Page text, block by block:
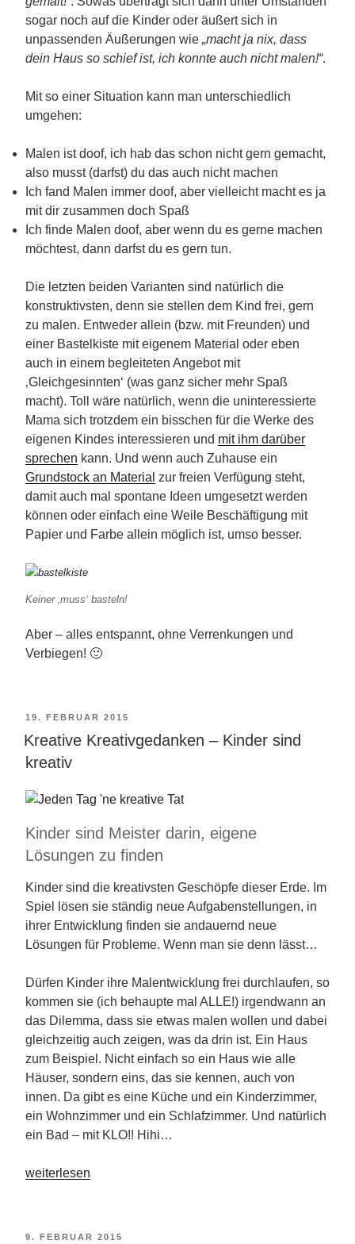
sogar noch auf die Kinder oder äußert sich in
unpassenden Äußerungen wie „macht ja nix, dass
dein Haus so schief ist, ich konnte auch nicht malen!“.
Mit so einer Situation kann man unterschiedlich
umgehen:
Malen ist doof, ich hab das schon nicht gern gemacht,
also musst (darfst) du das auch nicht machen
Ich fand Malen immer doof, aber vielleicht macht es ja
mit dir zusammen doch Spaß
Ich finde Malen doof, aber wenn du es gerne machen
möchtest, dann darfst du es gern tun.
Die letzten beiden Varianten sind natürlich die
konstruktivsten, denn sie stellen dem Kind frei, gern
zu malen. Entweder allein (bzw. mit Freunden) und
einer Bastelkiste mit eigenem Material oder eben
auch in einem begleiteten Angebot mit
‚Gleichgesinnten‘ (was ganz sicher mehr Spaß
macht). Toll wäre natürlich, wenn die uninteressierte
Mama sich trotzdem ein bisschen für die Werke des
eigenen Kindes interessieren und mit ihm darüber
sprechen kann. Und wenn auch Zuhause ein
Grundstock an Material zur freien Verfügung steht,
damit auch mal spontane Ideen umgesetzt werden
können oder einfach eine Weile Beschäftigung mit
Papier und Farbe allein möglich ist, umso besser.
Keiner ‚muss‘ basteln!
Aber – alles entspannt, ohne Verrenkungen und
Verbiegen! 🙂
VERÖFFENTLICHT
AM
19. FEBRUAR 2015
Kreative Kreativgedanken – Kinder sind
kreativ
Kinder sind Meister darin, eigene
Lösungen zu finden
Kinder sind die kreativsten Geschöpfe dieser Erde. Im
Spiel lösen sie ständig neue Aufgabenstellungen, in
ihrer Entwicklung finden sie andauernd neue
Lösungen für Probleme. Wenn man sie denn lässt…
Dürfen Kinder ihre Malentwicklung frei durchlaufen, so
kommen sie (ich behaupte mal ALLE!) irgendwann an
das Dilemma, dass sie etwas malen wollen und dabei
gleichzeitig auch zeigen, was da drin ist. Ein Haus
zum Beispiel. Nicht einfach so ein Haus wie alle
Häuser, sondern eins, das sie kennen, auch von
innen. Da gibt es eine Küche und ein Kinderzimmer,
ein Wohnzimmer und ein Schlafzimmer. Und natürlich
ein Bad – mit KLO!! Hihi…
„Kreative
weiterlesen
VERÖFFENTLICHT
9. FEBRUAR 2015